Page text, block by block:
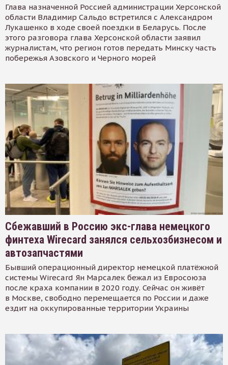
Глава назначенной Россией администрации Херсонской
области Владимир Сальдо встретился с Александром
Лукашенко в ходе своей поездки в Беларусь. После
этого разговора глава Херсонской области заявил
журналистам, что регион готов передать Минску часть
побережья Азовского и Черного морей
Сбежавший в Россию экс-глава немецкого
финтеха Wirecard занялся сельхозбизнесом и
автозапчастями
Бывший операционный директор немецкой платёжной
системы Wirecard Ян Марсалек бежал из Евросоюза
после краха компании в 2020 году. Сейчас он живёт
в Москве, свободно перемещается по России и даже
ездит на оккупированные территории Украины